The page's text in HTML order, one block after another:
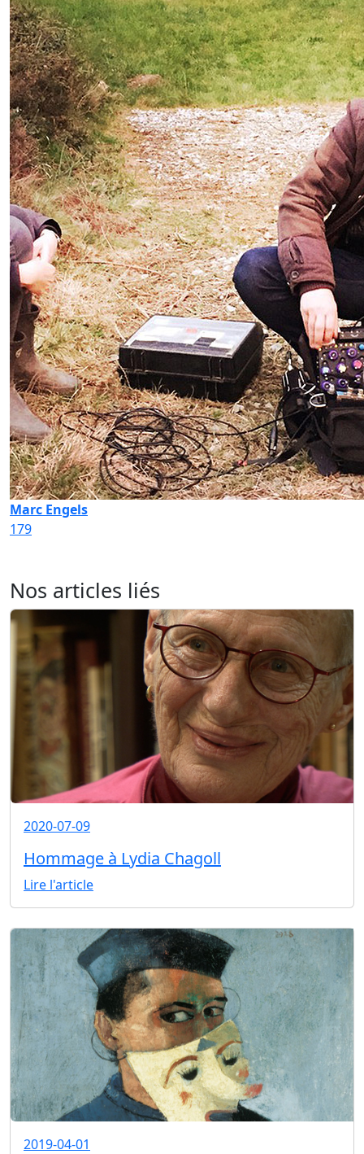
Marc Engels
179
Nos articles liés
2020-07-09
Hommage à Lydia Chagoll
Lire l'article
2019-04-01